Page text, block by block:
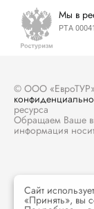
Мы в
РТА
© ООО
ресурса
Обращаем Ваше
информация
Сайт
«Принять», вы